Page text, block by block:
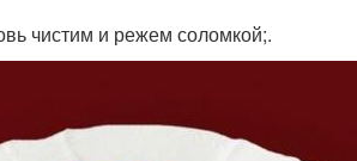
чистим и режем соломкой;.